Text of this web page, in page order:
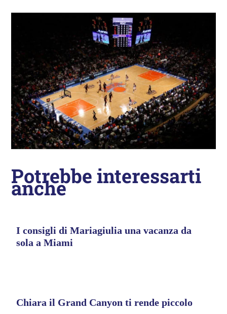
Potrebbe interessarti
anche
I consigli di Mariagiulia una vacanza da
sola a Miami
Chiara il Grand Canyon ti rende piccolo